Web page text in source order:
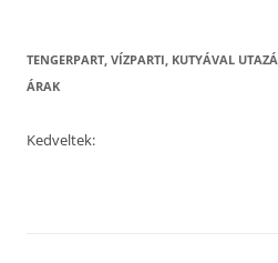
TENGERPART, VÍZPARTI, KUTYÁVAL
ÁRAK
Kedveltek: